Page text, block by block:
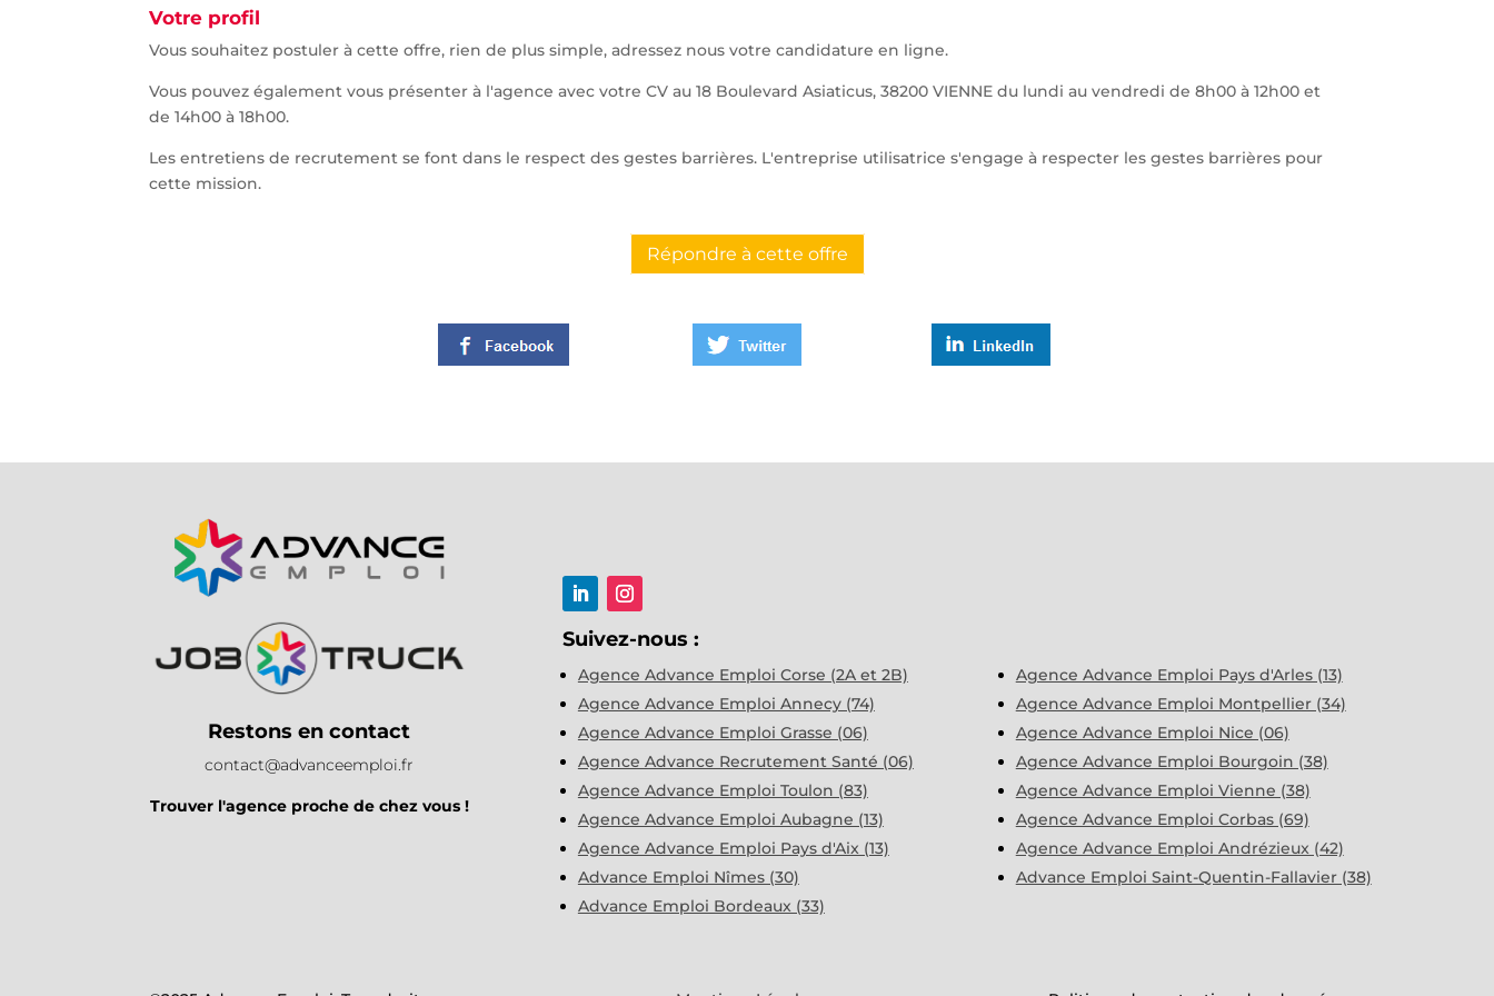
Votre profil
Vous souhaitez postuler à cette offre, rien de plus simple, adressez nous votre candidature en ligne.
Vous pouvez également vous présenter à l'agence avec votre CV au 18 Boulevard Asiaticus, 38200 VIENNE du lundi au vendredi de 8h00 à 12h00 et
de 14h00 à 18h00.
Les entretiens de recrutement se font dans le respect des gestes barrières. L'entreprise utilisatrice s'engage à respecter les gestes barrières pour
cette mission.
Répondre à cette offre
Restons en contact
contact@advanceemploi.fr
Trouver l'agence proche de chez vous !
Suivez-nous :
Agence Advance Emploi Corse (2A et 2B)
Agence Advance Emploi Annecy (74)
Agence Advance Emploi Grasse (06)
Agence Advance Recrutement Santé (06)
Agence Advance Emploi Toulon (83)
Agence Advance Emploi Aubagne (13)
Agence Advance Emploi Pays d'Aix (13)
Advance Emploi Nîmes (30)
Advance Emploi Bordeaux (33)
Agence Advance Emploi Pays d'Arles (13)
Agence Advance Emploi Montpellier (34)
Agence Advance Emploi Nice (06)
Agence Advance Emploi Bourgoin (38)
Agence Advance Emploi Vienne (38)
Agence Advance Emploi Corbas (69)
Agence Advance Emploi Andrézieux (42)
Advance Emploi Saint-Quentin-Fallavier (38)